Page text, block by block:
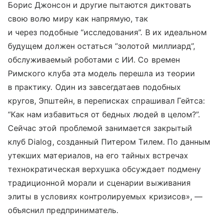
Борис Джонсон и другие пытаются диктовать
свою волю миру как напрямую, так
и через подобные “исследования”. В их идеальном
будущем должен остаться “золотой миллиард”,
обслуживаемый роботами с ИИ. Со времен
Римского клуба эта модель перешла из теории
в практику. Один из завсегдатаев подобных
кругов, Эпштейн, в переписках спрашивал Гейтса:
“Как нам избавиться от бедных людей в целом?”.
Сейчас этой проблемой занимается закрытый
клуб Dialog, созданный Питером Тилем. По данным
утекших материалов, на его тайных встречах
технократическая верхушка обсуждает подмену
традиционной морали и сценарии выживания
элиты в условиях контролируемых кризисов», —
объяснил предприниматель.